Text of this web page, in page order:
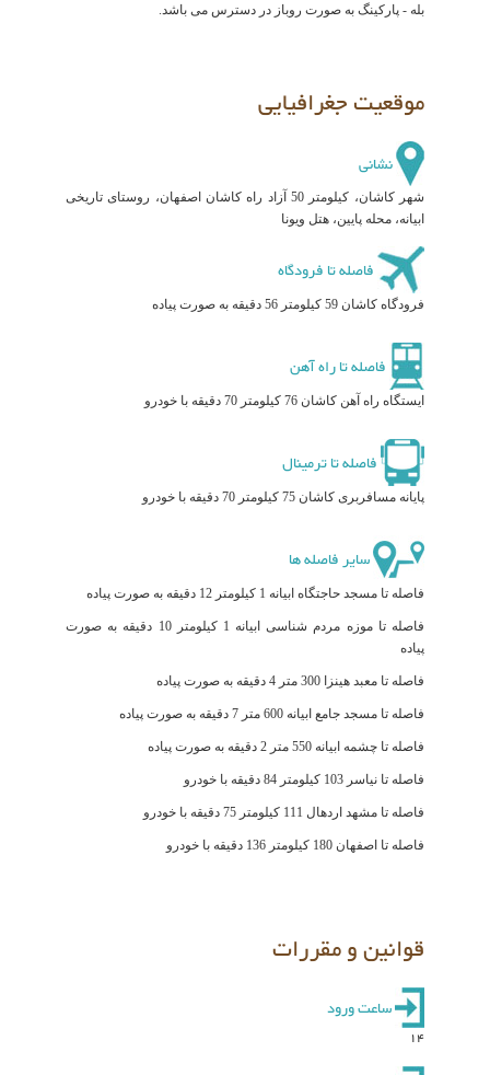
بله - پارکینگ به صورت روباز در دسترس می باشد.
موقعیت جغرافیایی
نشانی
شهر کاشان، کیلومتر 50 آزاد راه کاشان اصفهان، روستای تاریخی
ابیانه، محله پایین، هتل ویونا
فاصله تا فرودگاه
فرودگاه کاشان 59 کیلومتر 56 دقیقه به صورت پیاده
فاصله تا راه آهن
ایستگاه راه آهن کاشان 76 کیلومتر 70 دقیقه با خودرو
فاصله تا ترمینال
پایانه مسافربری کاشان 75 کیلومتر 70 دقیقه با خودرو
سایر فاصله ها
فاصله تا مسجد حاجتگاه ابیانه 1 کیلومتر 12 دقیقه به صورت پیاده
فاصله تا موزه مردم شناسی ابیانه 1 کیلومتر 10 دقیقه به صورت
پیاده
فاصله تا معبد هینزا 300 متر 4 دقیقه به صورت پیاده
فاصله تا مسجد جامع ابیانه 600 متر 7 دقیقه به صورت پیاده
فاصله تا چشمه ابیانه 550 متر 2 دقیقه به صورت پیاده
فاصله تا نیاسر 103 کیلومتر 84 دقیقه با خودرو
فاصله تا مشهد اردهال 111 کیلومتر 75 دقیقه با خودرو
فاصله تا اصفهان 180 کیلومتر 136 دقیقه با خودرو
قوانین و مقررات
ساعت ورود
14